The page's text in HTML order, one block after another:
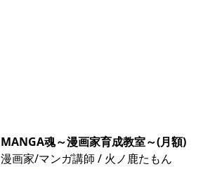
MANGA魂～漫画家育成教室～(月額)
漫画家/マンガ講師 / 火ノ鹿たもん